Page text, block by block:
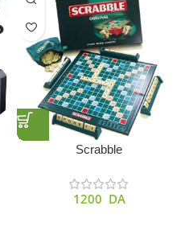
Scrabble
1200 DA